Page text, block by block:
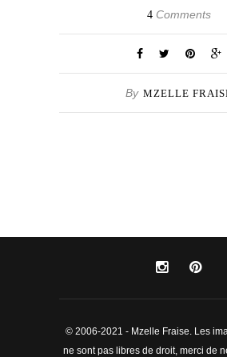
4 Comments
By MZELLE
© 2006-2021 - Mzelle Fraise. Les
ne sont pas libres de droit, merci de